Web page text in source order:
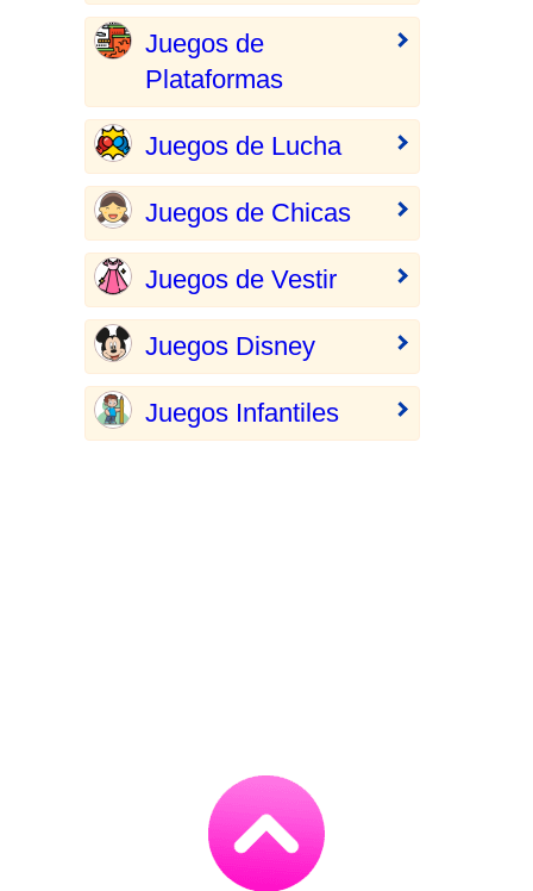
Juegos de
Plataformas
Juegos de Lucha
Juegos de Chicas
Juegos de Vestir
Juegos Disney
Juegos Infantiles